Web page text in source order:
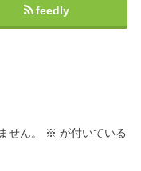
feedly
せん。 ※ が付いている